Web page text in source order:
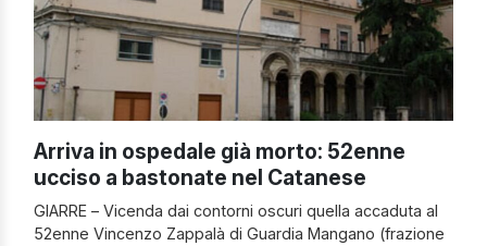
Arriva in ospedale già morto: 52enne
ucciso a bastonate nel Catanese
GIARRE – Vicenda dai contorni oscuri quella accaduta al
52enne Vincenzo Zappalà di Guardia Mangano (frazione